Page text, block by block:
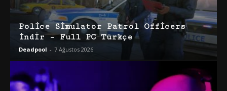
Police Simulator Patrol Officers
İndir – Full PC Türkçe
Deadpool - 7 Ağustos 2026